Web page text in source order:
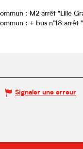
: M2 arrêt "Lille
: + bus n°18 arrêt
Signaler une erreur